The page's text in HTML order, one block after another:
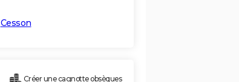
Cesson
Créer une cagnotte obsèques